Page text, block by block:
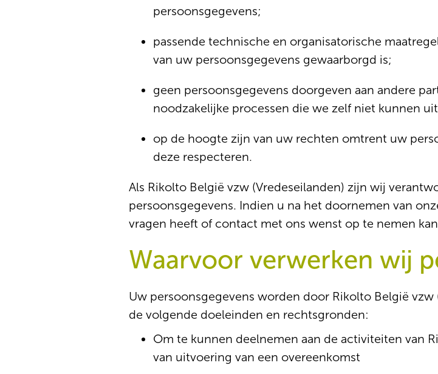
persoonsgegevens;
passende technische en organisatorische
van uw persoonsgegevens gewaarborgd is;
geen persoonsgegevens doorgeven aan andere
noodzakelijke processen die we zelf niet kunnen
op de hoogte zijn van uw rechten omtrent uw
deze respecteren.
Als Rikolto België vzw (Vredeseilanden) zijn wij
persoonsgegevens. Indien u na het doornemen van
vragen heeft of contact met ons wenst op te nemen
Waarvoor verwerken wij
Uw persoonsgegevens worden door Rikolto België
de volgende doeleinden en rechtsgronden:
Om te kunnen deelnemen aan de activiteiten van
van uitvoering van een overeenkomst